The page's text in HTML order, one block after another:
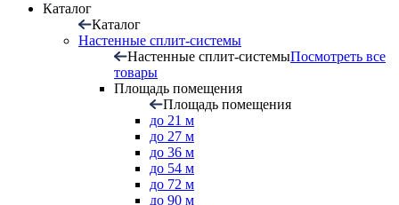
Каталог
Каталог
Настенные сплит-системы
Настенные сплит-системыПосмотреть все
товары
Площадь помещения
Площадь помещения
до 21 м
до 27 м
до 36 м
до 54 м
до 72 м
до 90 м